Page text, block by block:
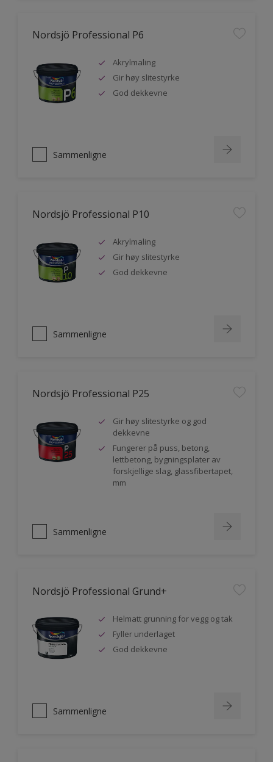
Nordsjö Professional P6
Akrylmaling
Gir høy slitestyrke
God dekkevne
Sammenligne
Nordsjö Professional P10
Akrylmaling
Gir høy slitestyrke
God dekkevne
Sammenligne
Nordsjö Professional P25
Gir høy slitestyrke og god
dekkevne
Fungerer på puss, betong,
lettbetong, bygningsplater av
forskjellige slag, glassfibertapet,
mm
Sammenligne
Nordsjö Professional Grund+
Helmatt grunning for vegg og tak
Fyller underlaget
God dekkevne
Sammenligne